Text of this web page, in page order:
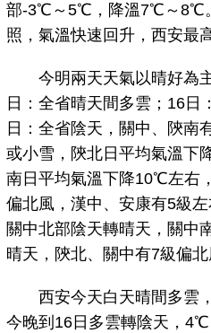
部-3℃～5℃，降溫7℃～8℃
照，氣溫快速回升，西安最
今明兩天天氣以晴好為
日：全省晴天間多雲；16日
日：全省陰天，關中、陝南
或小雪，陝北日平均氣溫
南日平均氣溫下降10℃左右
偏北風，漢中、安康有5級左
關中北部陰天轉晴天，關中
晴天，陝北、關中有7級偏北
西安今天白天晴間多雲
今晚到16日多雲轉陰天，